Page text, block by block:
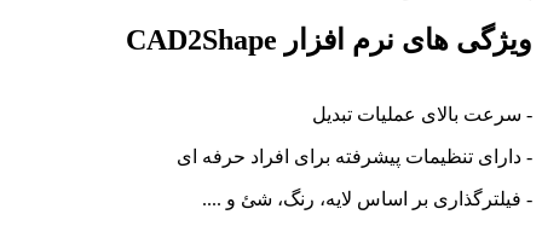
ویژگی های نرم افزار CAD2Shape
- سرعت بالای عملیات تبدیل
- دارای تنظیمات پیشرفته برای افراد حرفه ای
- فیلترگذاری بر اساس لایه، رنگ، شئ و ....